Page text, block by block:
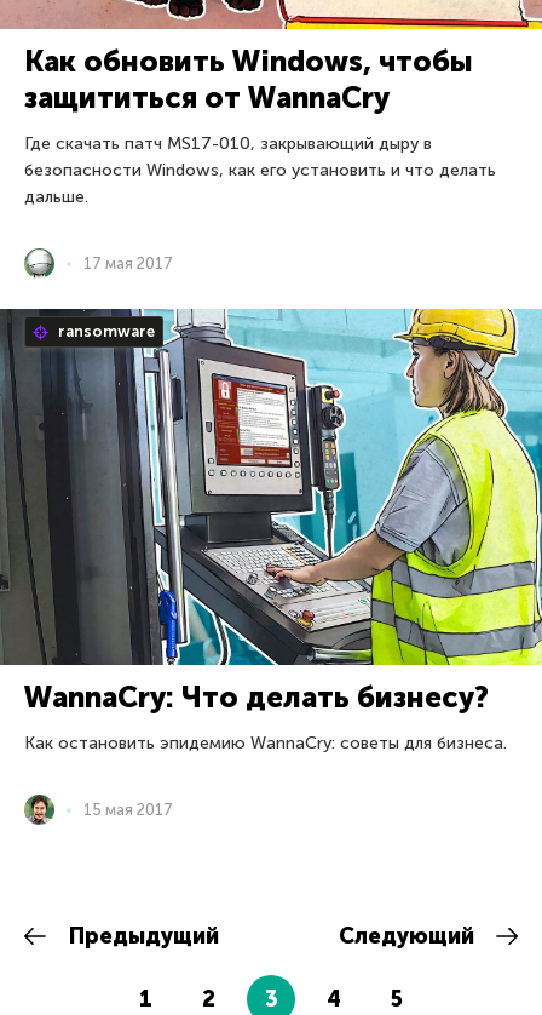
Как обновить Windows, чтобы
защититься от WannaCry
Где скачать патч MS17-010, закрывающий дыру в
безопасности Windows, как его установить и что делать
дальше.
17 мая 2017
ransomware
WannaCry: Что делать бизнесу?
Как остановить эпидемию WannaCry: советы для бизнеса.
15 мая 2017
Предыдущий
1 2 3 4 5
Следующий